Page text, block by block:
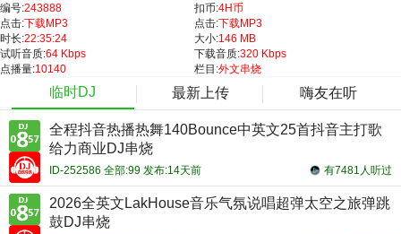
编号:243888 扣币:4H币
点击:下载MP3 点击:下载MP3
时长:22:35:24 大小:146 MB
试听音质:64 Kbps 下载音质:320 Kbps
点播量:10140 栏目:外文串烧
临时DJ 最新上传 嗨友在听
全程抖音热播热舞140Bounce中英文25首抖音主打歌
给力商业DJ串烧
有7481人听过
ID-252586 全部:99 发布:14天前
2026全英文LakHouse音乐气氛说唱超弹太空之旅弹跳
鼓DJ串烧